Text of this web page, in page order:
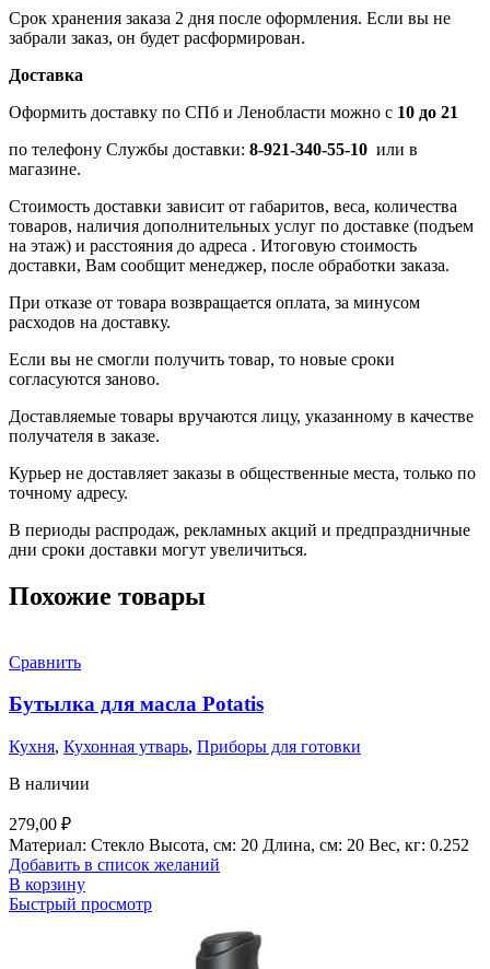
Срок хранения заказа 2 дня после оформления. Если вы не
забрали заказ, он будет расформирован.
Доставка
Оформить доставку по СПб и Ленобласти можно с 10 до 21
по телефону Службы доставки: 8-921-340-55-10 или в
магазине.
Стоимость доставки зависит от габаритов, веса, количества
товаров, наличия дополнительных услуг по доставке (подъем
на этаж) и расстояния до адреса . Итоговую стоимость
доставки, Вам сообщит менеджер, после обработки заказа.
При отказе от товара возвращается оплата, за минусом
расходов на доставку.
Если вы не смогли получить товар, то новые сроки
согласуются заново.
Доставляемые товары вручаются лицу, указанному в качестве
получателя в заказе.
Курьер не доставляет заказы в общественные места, только по
точному адресу.
В периоды распродаж, рекламных акций и предпраздничные
дни сроки доставки могут увеличиться.
Похожие товары
Сравнить
Бутылка для масла Potatis
Кухня, Кухонная утварь, Приборы для готовки
В наличии
279,00 ₽
Материал: Стекло Высота, см: 20 Длина, см: 20 Вес, кг: 0.252
Добавить в список желаний
В корзину
Быстрый просмотр